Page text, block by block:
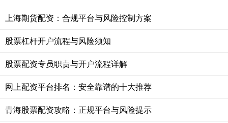
上海期货配资：合规平台与风险控制方案
股票杠杆开户流程与风险须知
股票配资专员职责与开户流程详解
网上配资平台排名：安全靠谱的十大推荐
青海股票配资攻略：正规平台与风险提示